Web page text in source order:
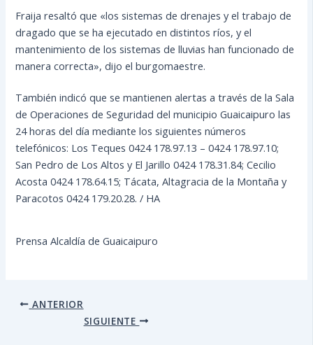
Fraija resaltó que «los sistemas de drenajes y el trabajo de
dragado que se ha ejecutado en distintos ríos, y el
mantenimiento de los sistemas de lluvias han funcionado de
manera correcta», dijo el burgomaestre.
También indicó que se mantienen alertas a través de la Sala
de Operaciones de Seguridad del municipio Guaicaipuro las
24 horas del día mediante los siguientes números
telefónicos: Los Teques 0424 178.97.13 – 0424 178.97.10;
San Pedro de Los Altos y El Jarillo 0424 178.31.84; Cecilio
Acosta 0424 178.64.15; Tácata, Altagracia de la Montaña y
Paracotos 0424 179.20.28. / HA
Prensa Alcaldía de Guaicaipuro
ANTERIOR
SIGUIENTE